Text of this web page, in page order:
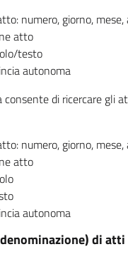
numero, giorno, mese,
atto
testo
autonoma
consente di ricercare gli
numero, giorno, mese,
atto
autonoma
di